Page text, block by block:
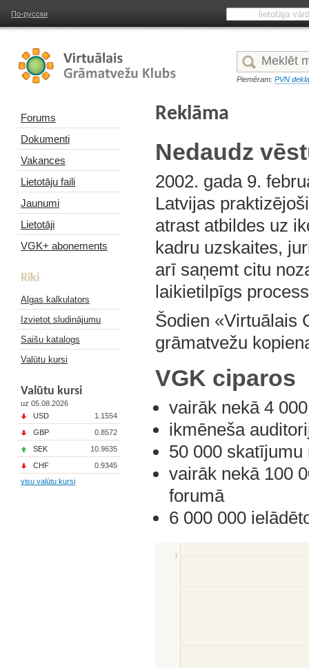
По-русски
Piemēram: PVN
Forums
Dokumenti
Vakances
Lietotāju faili
Jaunumi
Lietotāji
VGK+ abonements
Rīki
Algas kalkulators
Izvietot sludinājumu
Saišu katalogs
Valūtu kursi
Valūtu kursi
uz 05.08.2026
USD
1.1554
GBP
0.8572
SEK
10.9635
CHF
0.9345
visu valūtu kursi
Reklāma
Nedaudz
2002. gada 9.
Latvijas
atrast atbildes uz
kadru uzskaites,
arī saņemt citu
laikietilpīgs
Šodien «Virtuālais
grāmatvežu
VGK ciparos
vairāk nekā 4
ikmēneša
50 000 skatījumu
vairāk nekā 100
forumā
6 000 000
1